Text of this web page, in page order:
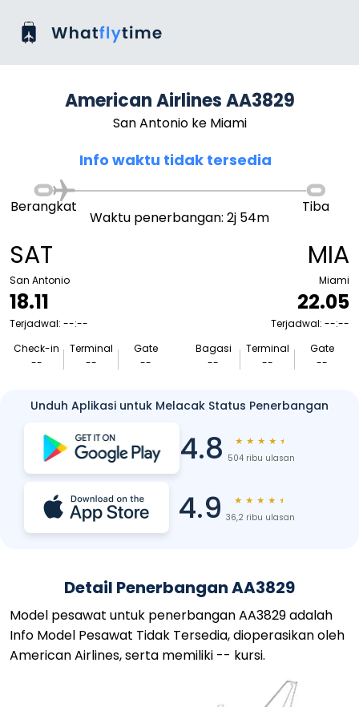
American Airlines AA3829
San Antonio ke Miami
Info waktu tidak tersedia
SAT
San Antonio
18.11
Terjadwal: --:--
Check-in
--
Terminal
--
Gate
--
Berangkat
Waktu penerbangan: 2j 54m
Tiba
MIA
Miami
22.05
Terjadwal: --:--
Bagasi
--
Terminal
--
Gate
--
Unduh Aplikasi untuk Melacak Status Penerbangan
4.8 ★ ★ ★ ★ ★
504 ribu ulasan
4.9 ★ ★ ★ ★ ★
36,2 ribu ulasan
Detail Penerbangan AA3829
Model pesawat untuk penerbangan AA3829 adalah
Info Model Pesawat Tidak Tersedia, dioperasikan oleh
American Airlines, serta memiliki -- kursi.